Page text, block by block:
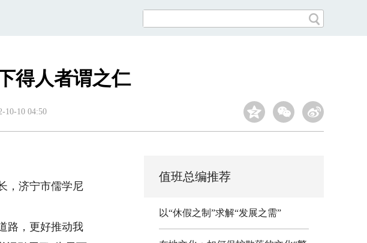
得人者谓之仁
10-10 04:50
，济宁市儒学尼
路，更好推动我
值班总编推荐
以“休假之制”求解“发展之需”